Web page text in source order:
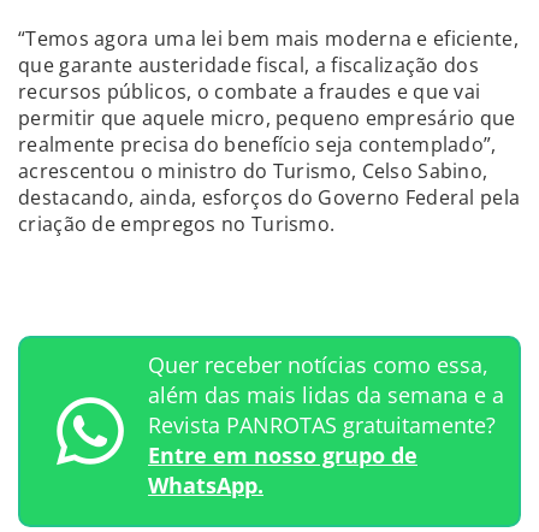
“Temos agora uma lei bem mais moderna e eficiente,
que garante austeridade fiscal, a fiscalização dos
recursos públicos, o combate a fraudes e que vai
permitir que aquele micro, pequeno empresário que
realmente precisa do benefício seja contemplado”,
acrescentou o ministro do Turismo, Celso Sabino,
destacando, ainda, esforços do Governo Federal pela
criação de empregos no Turismo.
Quer receber notícias como essa,
além das mais lidas da semana e a
Revista PANROTAS gratuitamente?
Entre em nosso grupo de
WhatsApp.